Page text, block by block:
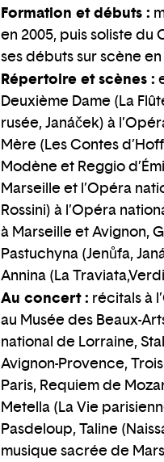
Formation et débuts :
en 2005, puis soliste du
ses débuts sur scène en
Répertoire et scènes :
Deuxième Dame (La
rusée, Janáček) à
Mère (Les Contes
Modène et Reggio
Marseille et l’Opéra
Rossini) à l’Opéra
à Marseille et Avignon,
Pastuchyna (Jenůfa,
Annina (La
Au concert : récitals à
au Musée des Beaux-
national de Lorraine,
Avignon-Provence,
Paris, Requiem de
Metella (La Vie
Pasdeloup, Taline
musique sacrée de